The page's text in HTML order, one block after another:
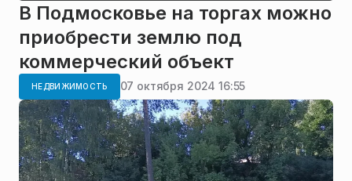
В Подмосковье на торгах можно
приобрести землю под
коммерческий объект
НЕДВИЖИМОСТЬ 07 октября 2024 16:55